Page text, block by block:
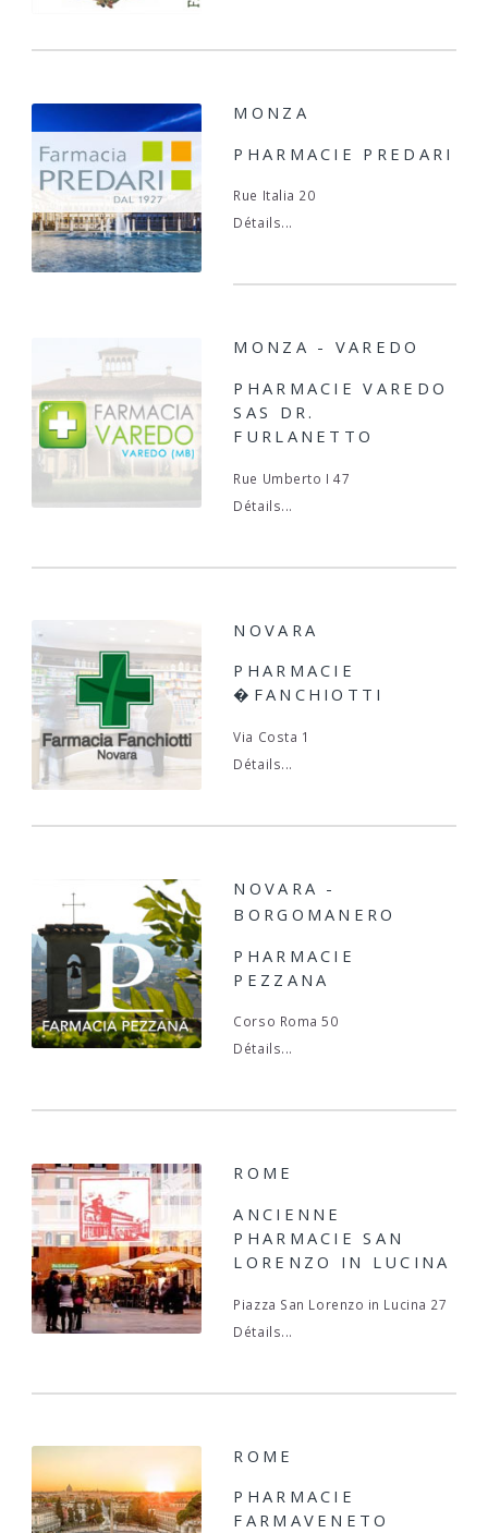
MONZA
PHARMACIE PREDARI
Rue Italia 20
Détails...
MONZA - VAREDO
PHARMACIE VAREDO
SAS DR.
FURLANETTO
Rue Umberto I 47
Détails...
NOVARA
PHARMACIE
�FANCHIOTTI
Via Costa 1
Détails...
NOVARA -
BORGOMANERO
PHARMACIE
PEZZANA
Corso Roma 50
Détails...
ROME
ANCIENNE
PHARMACIE SAN
LORENZO IN LUCINA
Piazza San Lorenzo in Lucina 27
Détails...
ROME
PHARMACIE
FARMAVENETO